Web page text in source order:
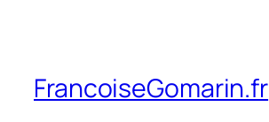
FrancoiseGomarin.fr